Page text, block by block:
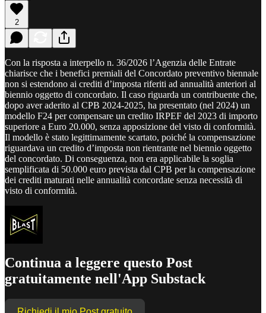
2
Con la risposta a interpello n. 36/2026 l’Agenzia delle Entrate
chiarisce che i benefici premiali del Concordato preventivo biennale
non si estendono ai crediti d’imposta riferiti ad annualità anteriori al
biennio oggetto di concordato. Il caso riguarda un contribuente che,
dopo aver aderito al CPB 2024-2025, ha presentato (nel 2024) un
modello F24 per compensare un credito IRPEF del 2023 di importo
superiore a Euro 20.000, senza apposizione del visto di conformità.
Il modello è stato legittimamente scartato, poiché la compensazione
riguardava un credito d’imposta non rientrante nel biennio oggetto
del concordato. Di conseguenza, non era applicabile la soglia
semplificata di 50.000 euro prevista dal CPB per la compensazione
dei crediti maturati nelle annualità concordate senza necessità di
visto di conformità.
Continua a leggere questo Post
gratuitamente nell'App Substack